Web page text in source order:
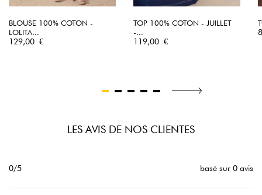
BLOUSE 100% COTON -
LOLITA...
Prix
129,00 €
TOP 100% COTON - JUILLET
-...
Prix
119,00 €
LES AVIS DE NOS CLIENTES
0/5 basé sur 0 avis